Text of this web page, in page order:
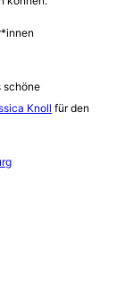
schöne
Knoll für den